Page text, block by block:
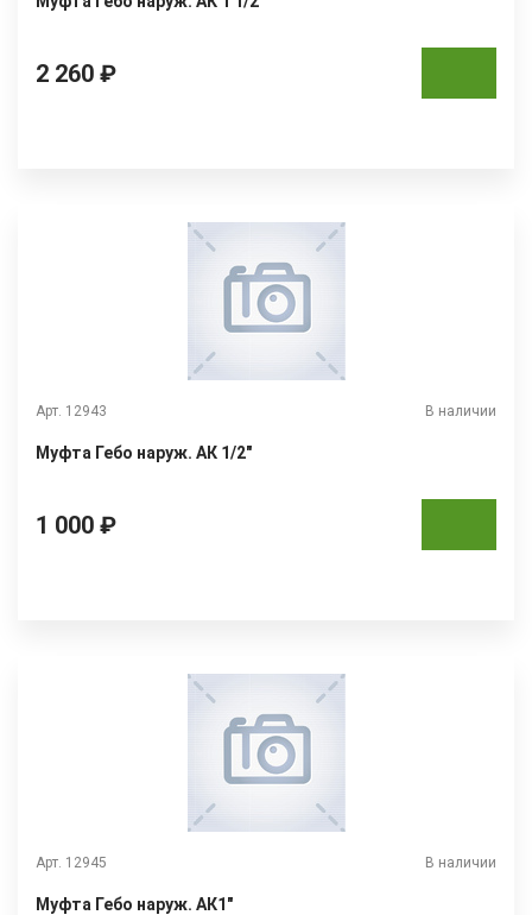
2 260 ₽
Арт. 12943 В наличии
Муфта Гебо наруж. АК 1/2"
1 000 ₽
Арт. 12945 В наличии
Муфта Гебо наруж. АК1"